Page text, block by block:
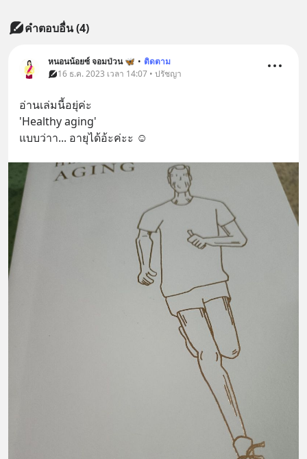
คำตอบอื่น(4)
หนอนน้อยซ์ จอมป่วน 🦋 • ติดตาม
16 ธ.ค. 2023 เวลา 14:07 • ปรัชญา
อ่านเล่มนี้อยุ่ค่ะ
'Healthy aging'
แบบว่าา... อายุได้อ้ะค่ะะ ☺️